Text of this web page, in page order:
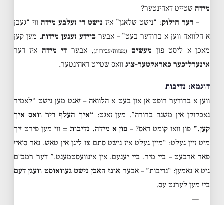
מידה שטייט דאהינטער?
–דער חילוק: “נישט שלאגן” איז נישט די זעלבע מידה ווי “געבן
א הלוואה ווען א ברודער בעט” – אבערביידע זענען מידות. מען קען
מאכן א ליסט פון מעשים (מצוות/עבירות), אבער די מידה איז דער
אינערליכער כאראקטער-צוג וואס שטייט דאהינטער.
דוגמא: נדיבות
ווען א ברודער רופט אן און בעט א הלוואה – זאגט מען נישט “לאמיר
נאכקוקן אין משנה ברורה”. מען זאגט: “איך העלף דיר וואס איך
קען.” פון וואו קומט דאס? – פון א מידה. נדיבות = ווי מען פירט זיך
מיט זיין געלט: “מיין געלט איז נישט סתם צו ליגן אין טאש, נאר ס׳איז
פאר ארבעט – ביי מיר, ביי יענעם, אין אינוועסטמענט.” דער רמב״ם
גיט א נאמען: “נדיבות” – אבער אונז האבן נישט געוואוסט וועגן דעם
ביז מען לערנט עס.
—